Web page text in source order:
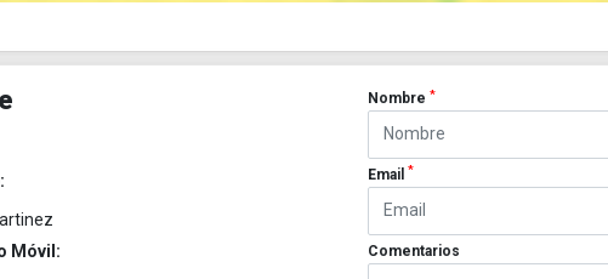
Móvil:
Nombre*
Email*
Comentarios